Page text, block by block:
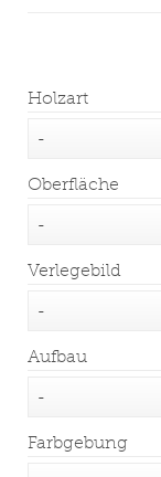
Holzart
Oberfläche
Verlegebild
Aufbau
Farbgebung